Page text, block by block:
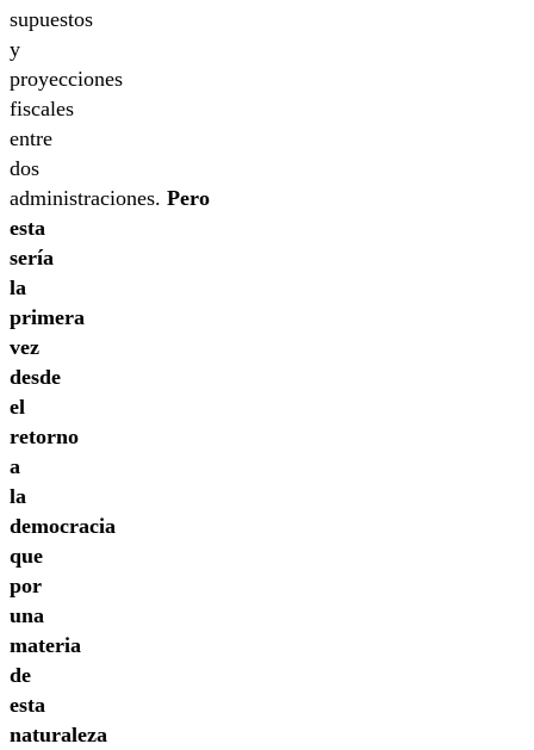
supuestos
y
proyecciones
fiscales
entre
dos
administraciones. Pero
esta
sería
la
primera
vez
desde
el
retorno
a
la
democracia
que
por
una
materia
de
esta
naturaleza